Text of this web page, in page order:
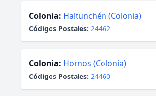
Colonia: Haltunchén (Colonia)
Códigos Postales: 24462
Colonia: Hornos (Colonia)
Códigos Postales: 24460